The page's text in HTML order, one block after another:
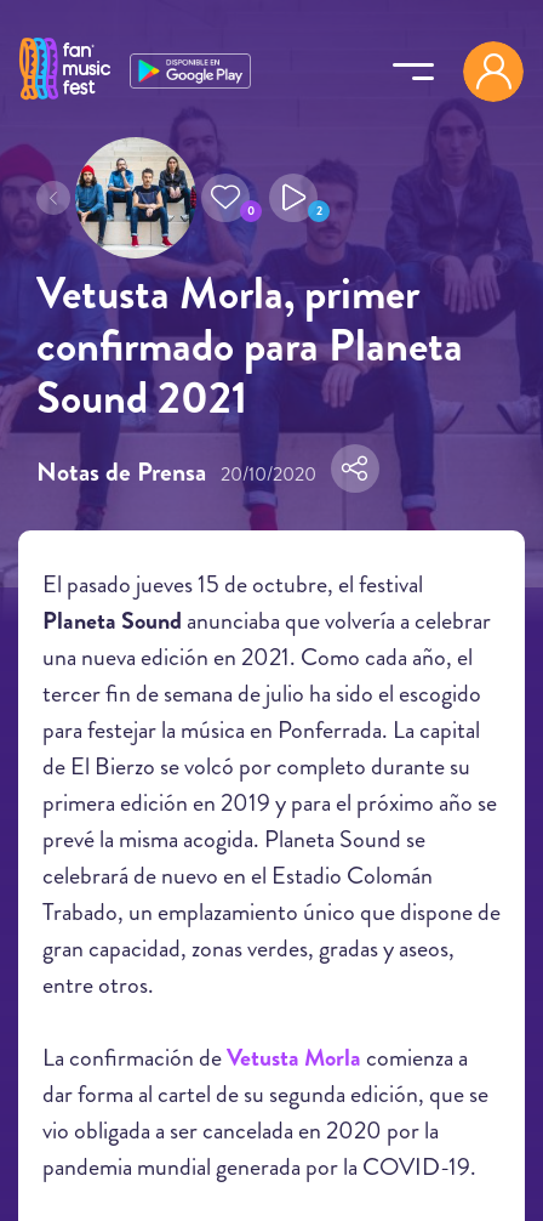
0 2
Notas de Prensa 20/10/2020
Vetusta Morla, primer
confirmado para Planeta
Sound 2021
El pasado jueves 15 de octubre, el festival
Planeta Soundanunciaba que volvería a celebrar
una nueva edición en 2021. Como cada año, el
tercer fin de semana de julio ha sido el escogido
para festejar la música en Ponferrada. La capital
de El Bierzo se volcó por completo durante su
primera edición en 2019 y para el próximo año se
prevé la misma acogida. Planeta Sound se
celebrará de nuevo en el Estadio Colomán
Trabado, un emplazamiento único que dispone de
gran capacidad, zonas verdes, gradas y aseos,
entre otros.
La confirmación deVetusta Morla comienza a
dar forma al cartel de su segunda edición, que se
vio obligada a ser cancelada en 2020 por la
pandemia mundial generada por la COVID-19.